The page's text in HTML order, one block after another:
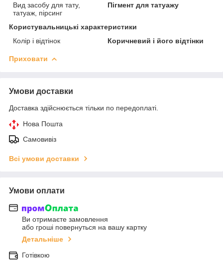
Вид засобу для тату,
татуаж, пірсинг
Пігмент для татуажу
Користувальницькі характеристики
Колір і відтінок
Коричневий і його відтінки
Приховати
Умови доставки
Доставка здійснюється тільки по передоплаті.
Нова Пошта
Самовивіз
Всі умови доставки
Умови оплати
Ви отримаєте замовлення
або гроші повернуться на вашу картку
Детальніше
Готівкою